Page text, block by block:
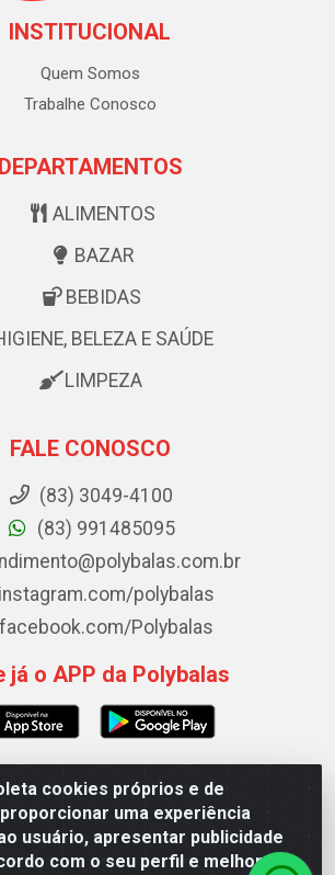
cookies próprios e de
uma experiência
usuário, apresentar publicidade
com o seu perfil e melhorar a
INSTITUCIONAL
Quem Somos
Trabalhe Conosco
DEPARTAMENTOS
ALIMENTOS
BAZAR
BEBIDAS
BELEZA E SAÚDE
LIMPEZA
FALE CONOSCO
(83) 3049-4100
(83) 991485095
instagram.com/polybalas
facebook.com/Polybalas
já o APP da Polybalas
João Miguel de Souza, 173 Galpão B -
Pessoa/PB - CEP 58.075-075 - CNPJ
00.909.327/0002-61